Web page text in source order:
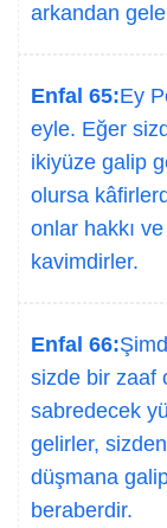
arkandan
Enfal 65:Ey
eyle. Eğer
ikiyüze galip
olursa
onlar hakkı
kavimdirler.
Enfal 66:
sizde bir zaaf
sabredecek
gelirler,
düşmana
beraberdir.